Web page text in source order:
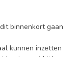
binnenkort gaan
kunnen inzetten